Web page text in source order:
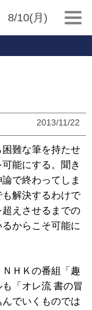
8/10(月)
2013/11/22
難な筆を持たせ
能にする。聞き
で終わってしま
解決するわけで
えさせるまでの
からこそ可能に
ＨＫの番組「趣
「オレ流 書の冒
でいくものでは